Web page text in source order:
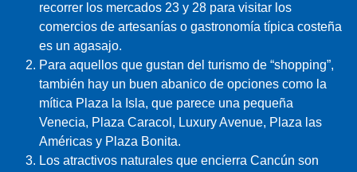
recorrer los mercados 23 y 28 para visitar los
comercios de artesanías o gastronomía típica costeña
es un agasajo.
Para aquellos que gustan del turismo de “shopping”,
también hay un buen abanico de opciones como la
mítica Plaza la Isla, que parece una pequeña
Venecia, Plaza Caracol, Luxury Avenue, Plaza las
Américas y Plaza Bonita.
Los atractivos naturales que encierra Cancún son